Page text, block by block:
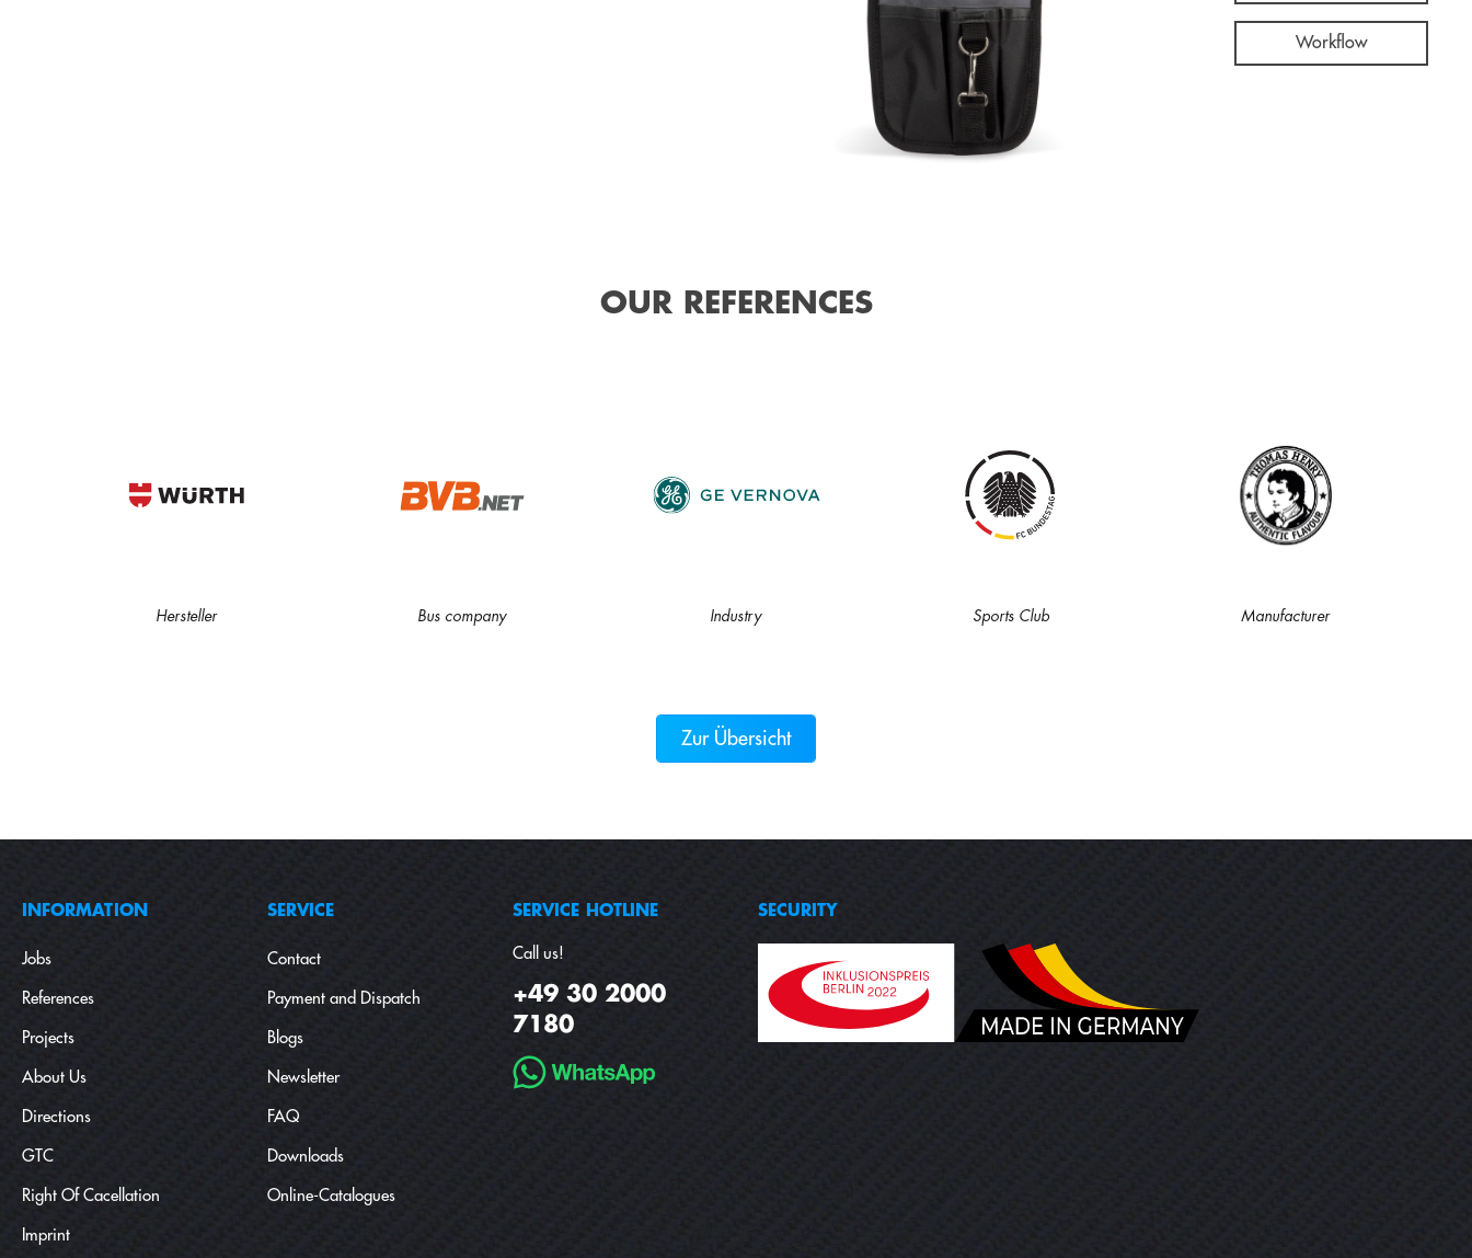
Workflow
OUR REFERENCES
Hersteller Bus company Industry Sports Club Manufacturer
Zur Übersicht
INFORMATION
Jobs
References
Projects
About Us
Directions
GTC
Right Of Cacellation
Imprint
SERVICE
Contact
Payment and Dispatch
Blogs
Newsletter
FAQ
Downloads
Online-Catalogues
SERVICE HOTLINE
Call us!
+49 30 2000
7180
SECURITY